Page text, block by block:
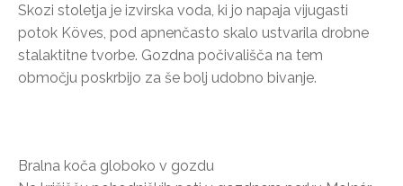
Skozi stoletja je izvirska voda, ki jo napaja vijugasti
potok Köves, pod apnenčasto skalo ustvarila drobne
stalaktitne tvorbe. Gozdna počivališča na tem
območju poskrbijo za še bolj udobno bivanje.
Bralna koča globoko v gozdu